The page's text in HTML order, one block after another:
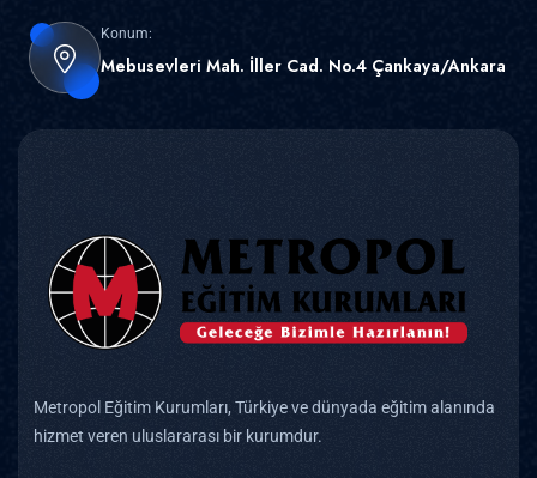
Konum:
Mebusevleri Mah. İller Cad. No.4 Çankaya/Ankara
Metropol Eğitim Kurumları, Türkiye ve dünyada eğitim alanında
hizmet veren uluslararası bir kurumdur.